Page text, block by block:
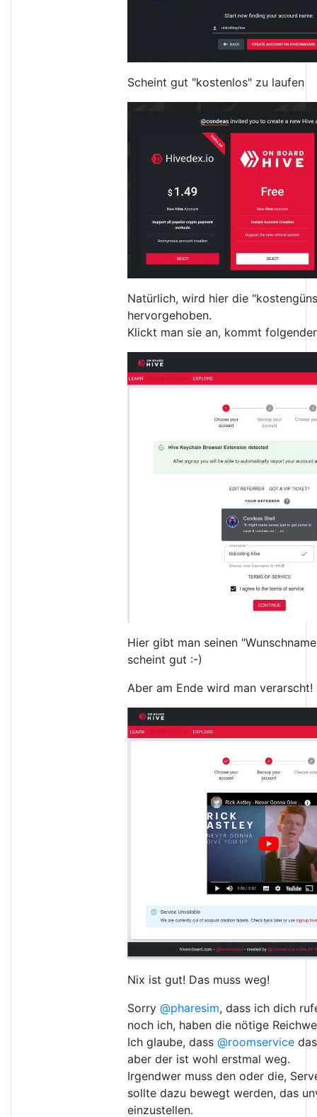
Scheint gut "kostenlos" zu laufen
Natürlich, wird hier die
hervorgehoben.
Klickt man sie an, kommt
Hier gibt man seinen
scheint gut :-)
Aber am Ende wird man verarscht!
Nix ist gut! Das muss weg!
Sorry @pharesim, dass ich dich
noch ich, haben die nötige
Ich glaube, dass @roomservice
aber der ist wohl erstmal weg.
Irgendwer muss den oder die,
sollte dazu bewegt werden, das
einzustellen.